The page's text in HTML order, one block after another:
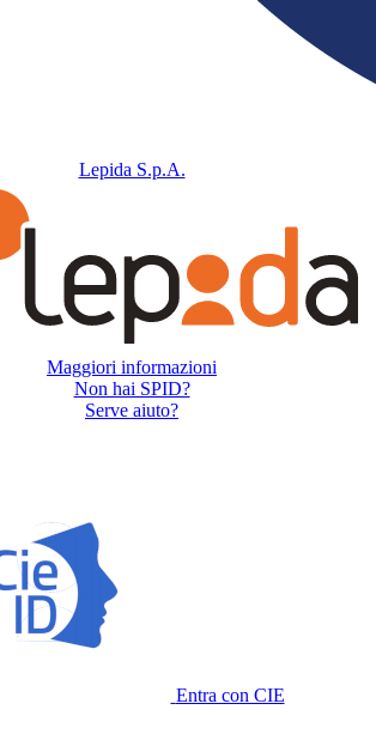
Lepida S.p.A.
Maggiori informazioni
Non hai SPID?
Serve aiuto?
Entra con CIE